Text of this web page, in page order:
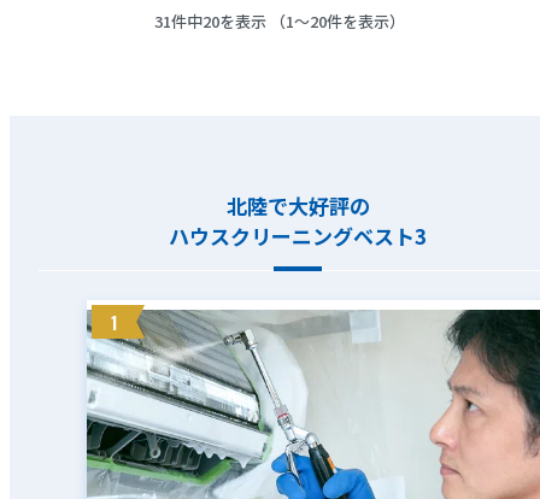
31件中20を表示 （1～20件を表示）
北陸で大好評の
ハウスクリーニングベスト3
1